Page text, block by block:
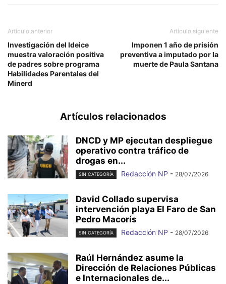
Artículo anterior
Investigación del Ideice
muestra valoración positiva
de padres sobre programa
Habilidades Parentales del
Minerd
Artículo siguiente
Imponen 1 año de prisión
preventiva a imputado por la
muerte de Paula Santana
Artículos relacionados
DNCD y MP ejecutan despliegue
operativo contra tráfico de
drogas en...
SIN CATEGORÍA Redacción NP - 28/07/2026
David Collado supervisa
intervención playa El Faro de San
Pedro Macorís
SIN CATEGORÍA Redacción NP - 28/07/2026
Raúl Hernández asume la
Dirección de Relaciones Públicas
e Internacionales de...